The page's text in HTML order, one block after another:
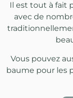
Il est tout à fait
avec de
Vous pouvez
baume pour les